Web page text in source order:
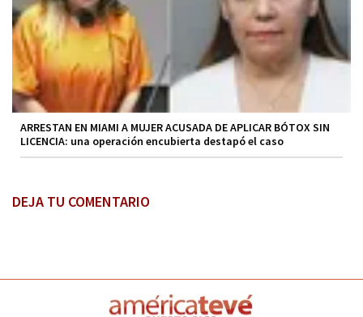
ARRESTAN EN MIAMI A MUJER ACUSADA DE APLICAR BÓTOX SIN
LICENCIA: una operación encubierta destapó el caso
DEJA TU COMENTARIO